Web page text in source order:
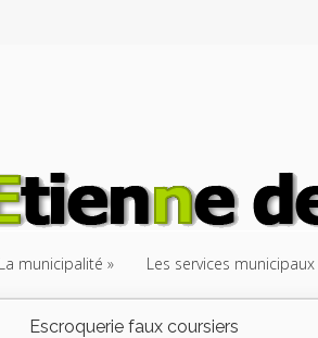
La municipalité Les services municipaux
Escroquerie faux coursiers